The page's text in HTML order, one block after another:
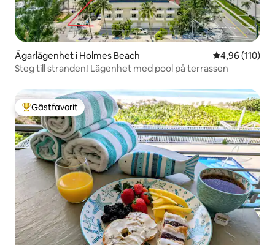
Ägarlägenhet i Holmes Beach 4,96 av 5 i
4,96 (110)
Steg till stranden! Lägenhet med pool på terrassen
Populär gästfavorit
Gästfavorit